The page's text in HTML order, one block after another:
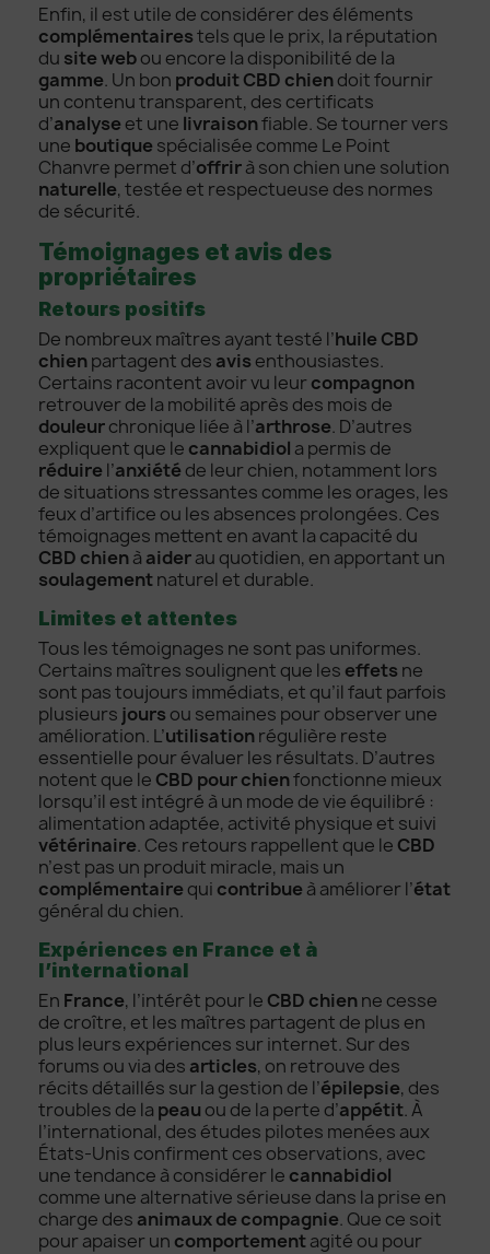
Enfin, il est utile de considérer des éléments
complémentairestels que le prix, la réputation
du site webou encore la disponibilité de la
gamme. Un bon produit CBD chiendoit fournir
un contenu transparent, des certificats
d’analyse et une livraisonfiable. Se tourner vers
une boutique spécialisée comme Le Point
Chanvre permet d’offrirà son chien une solution
naturelle, testée et respectueuse des normes
de sécurité.
Témoignages et avis des
propriétaires
Retours positifs
De nombreux maîtres ayant testé l’huile CBD
chienpartagent des avis enthousiastes.
Certains racontent avoir vu leur compagnon
retrouver de la mobilité après des mois de
douleurchronique liée à l’arthrose. D’autres
expliquent que le cannabidiol a permis de
réduire l’anxiété de leur chien, notamment lors
de situations stressantes comme les orages, les
feux d’artifice ou les absences prolongées. Ces
témoignages mettent en avant la capacité du
CBD chienà aiderau quotidien, en apportant un
soulagementnaturel et durable.
Limites et attentes
Tous les témoignages ne sont pas uniformes.
Certains maîtres soulignent que les effets ne
sont pas toujours immédiats, et qu’il faut parfois
plusieurs jours ou semaines pour observer une
amélioration. L’utilisationrégulière reste
essentielle pour évaluer les résultats. D’autres
notent que le CBD pour chienfonctionne mieux
lorsqu’il est intégré à un mode de vie équilibré :
alimentation adaptée, activité physique et suivi
vétérinaire. Ces retours rappellent que le CBD
n’est pas un produit miracle, mais un
complémentaire qui contribue à améliorer l’état
général du chien.
Expériences en France et à
l’international
En France, l’intérêt pour le CBD chienne cesse
de croître, et les maîtres partagent de plus en
plus leurs expériences sur internet. Sur des
forums ou via des articles, on retrouve des
récits détaillés sur la gestion de l’épilepsie, des
troubles de la peau ou de la perte d’appétit. À
l’international, des études pilotes menées aux
États-Unis confirment ces observations, avec
une tendance à considérer le cannabidiol
comme une alternative sérieuse dans la prise en
charge des animaux de compagnie. Que ce soit
pour apaiser un comportementagité ou pour